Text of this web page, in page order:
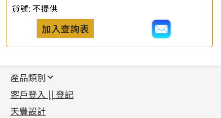
貨號: 不提供
加入查詢表
產品類別
新產品
足金系列
足金配件
機織鏈系列
客戶登入 || 登記
天豐設計